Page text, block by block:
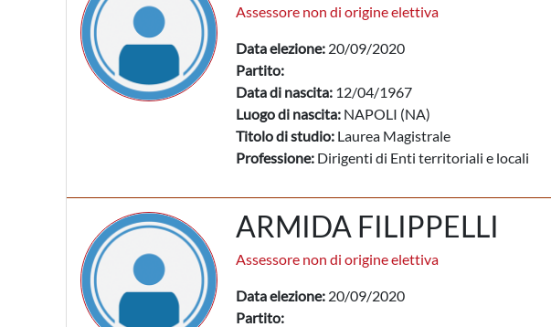
Assessore non di origine elettiva
Data elezione: 20/09/2020
Partito:
Data di nascita: 12/04/1967
Luogo di nascita: NAPOLI (NA)
Titolo di studio: Laurea Magistrale
Professione: Dirigenti di Enti territoriali e locali
ARMIDA FILIPPELLI
Assessore non di origine elettiva
Data elezione: 20/09/2020
Partito: